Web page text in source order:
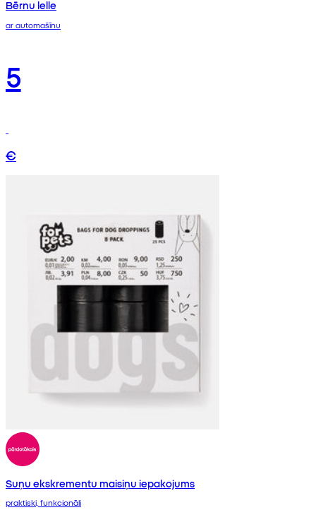
Bērnu lelle
ar automašīnu
5
€
Suņu ekskrementu maisiņu iepakojums
praktiski, funkcionāli